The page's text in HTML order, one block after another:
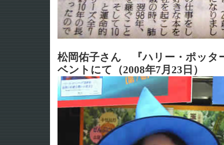
松岡佑子さん 『ハリー・ポッタ
ベントにて（2008年7月23日）